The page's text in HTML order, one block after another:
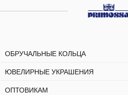
ОБРУЧАЛЬНЫЕ КОЛЬЦА
ЮВЕЛИРНЫЕ УКРАШЕНИЯ
ОПТОВИКАМ